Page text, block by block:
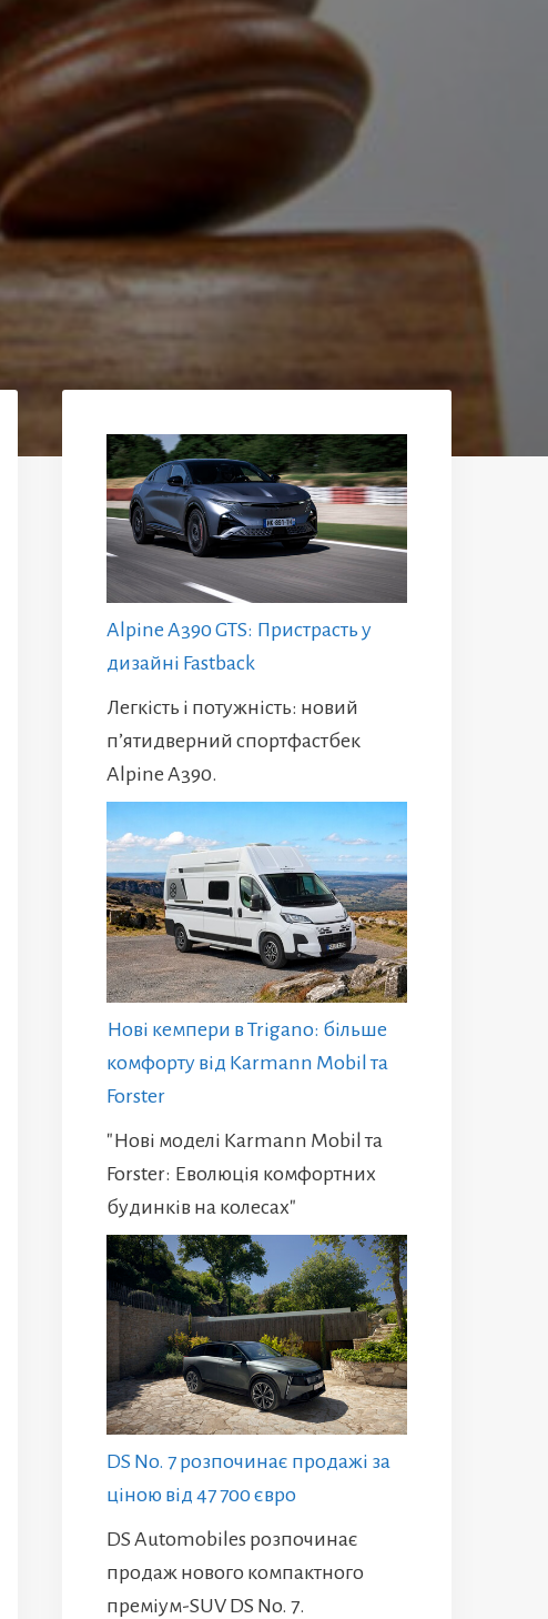
Alpine A390 GTS: Пристрасть у
дизайні Fastback
Легкість і потужність: новий
п’ятидверний спортфастбек
Alpine A390.
Нові кемпери в Trigano: більше
комфорту від Karmann Mobil та
Forster
"Нові моделі Karmann Mobil та
Forster: Еволюція комфортних
будинків на колесах"
DS No. 7 розпочинає продажі за
ціною від 47 700 євро
DS Automobiles розпочинає
продаж нового компактного
преміум-SUV DS No. 7.